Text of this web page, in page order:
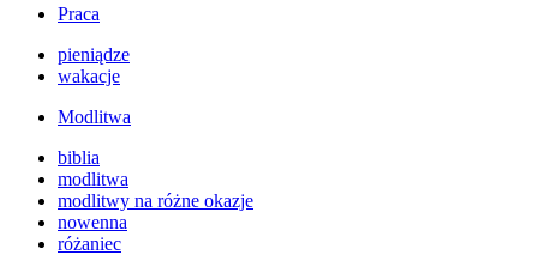
Praca
pieniądze
wakacje
Modlitwa
biblia
modlitwa
modlitwy na różne okazje
nowenna
różaniec